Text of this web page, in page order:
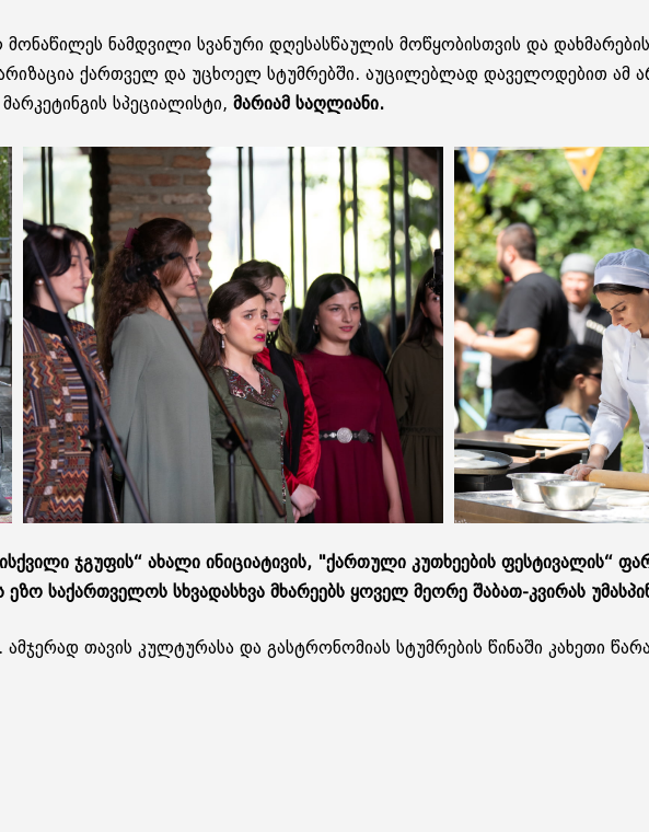
ნამ­დვი­ლი სვა­ნუ­რი დღე­სას­წა­უ­ლის მო­წყო­ბის­თვის და
ქარ­თველ და უცხო­ელ სტუმ­რებ­ში. აუ­ცი­ლებ­ლად და­ვე­ლო­დე­ბით ამ
სპე­ცი­ა­ლის­ტი, მა­რი­ამ საღ­ლი­ა­ნი.
ჯგუ­ფის“ ახა­ლი ინი­ცი­ა­ტი­ვის, "ქარ­თუ­ლი კუ­თხე­ე­ბის ფეს­ტი­ვა­ლის“
სა­ქარ­თვე­ლოს სხვა­დას­ხვა მხა­რე­ებს ყო­ველ მე­ო­რე შა­ბათ-კვი­რას
თა­ვის კულ­ტუ­რა­სა და გას­ტრო­ნო­მი­ას სტუმ­რე­ბის წი­ნა­ში კა­ხე­თი